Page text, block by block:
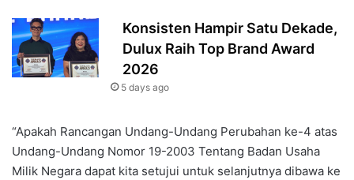
Konsisten Hampir Satu Dekade,
Dulux Raih Top Brand Award
2026
5 days ago
“Apakah Rancangan Undang-Undang Perubahan ke-4 atas
Undang-Undang Nomor 19-2003 Tentang Badan Usaha
Milik Negara dapat kita setujui untuk selanjutnya dibawa ke